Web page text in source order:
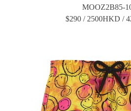
MOOZ2B85-
$290 / 2500HKD /